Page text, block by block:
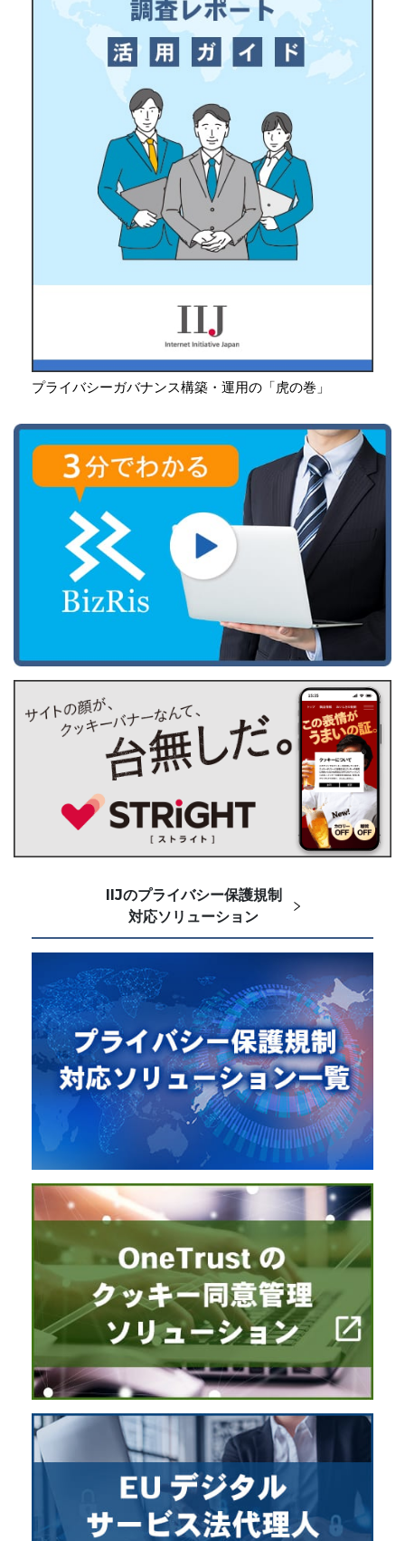
プライバシーガバナンス構築・運用の「虎の巻」
IIJのプライバシー保護規制
対応ソリューション